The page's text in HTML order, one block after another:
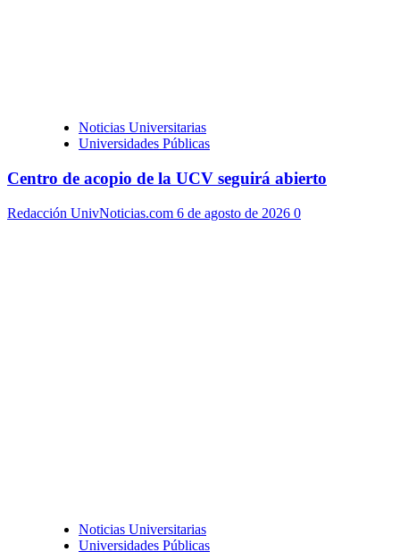
Noticias Universitarias
Universidades Públicas
Centro de acopio de la UCV seguirá abierto
Redacción UnivNoticias.com 6 de agosto de 2026 0
Noticias Universitarias
Universidades Públicas